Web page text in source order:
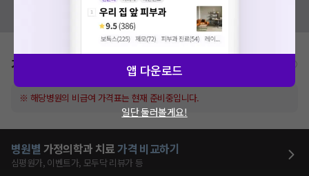
모두닥 팀에 알려주세요!
가격표
※ 해당병원의 비급여 가격표는 현재 준비중입니다.
병원별 가정의학과 치료가격 비교하기
심평원가, 이벤트가, 모두닥 리뷰가 등
앱 다운로드
일단 둘러볼게요!